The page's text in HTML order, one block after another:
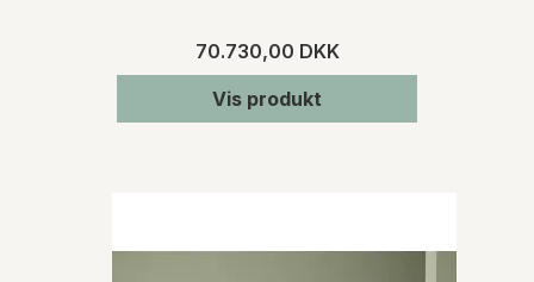
70.730,00 DKK
Vis produkt